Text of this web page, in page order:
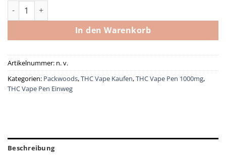
Packwoods – Purple ZaZa – 2.5g Infused Blunt Menge
In den Warenkorb
Artikelnummer: n. v.
Kategorien: Packwoods,THC Vape Kaufen,THC Vape Pen 1000mg,
THC Vape Pen Einweg
Beschreibung